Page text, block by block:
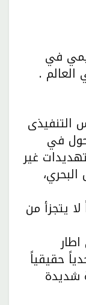
في
.
التنفيذى
في
غير
لا يتجزأ من
حقيقياً
شديدة